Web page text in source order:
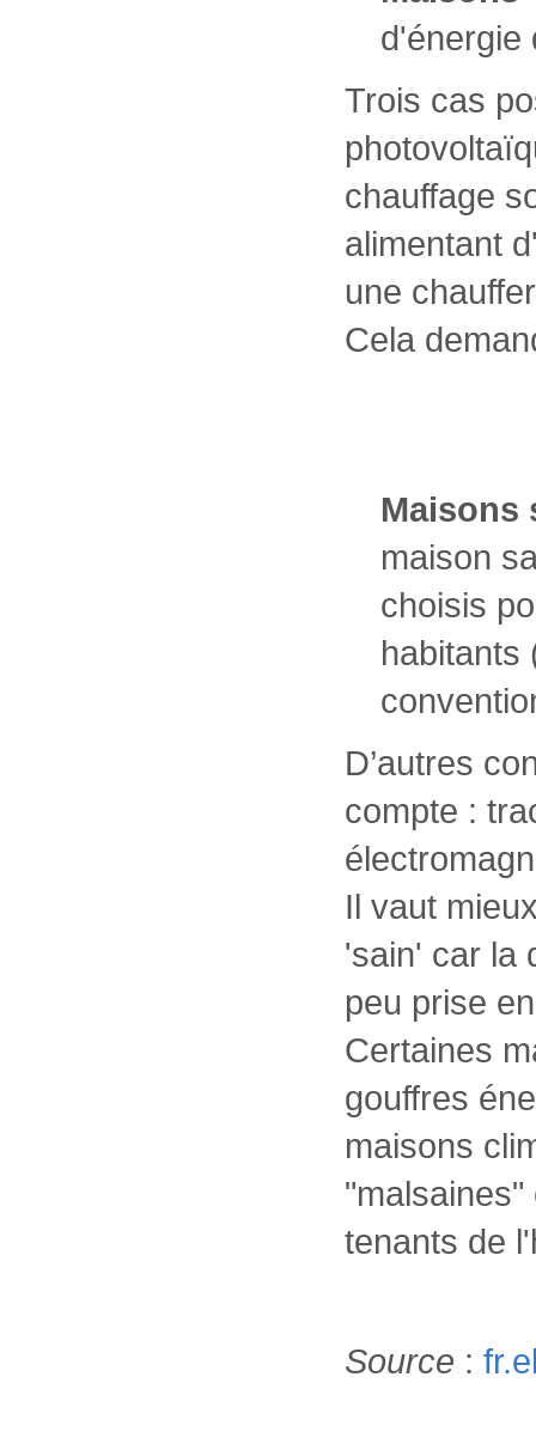
d'énergie
Trois cas
chauffage
alimentant
une
Cela
Maisons
maison
choisis
habitants
D’autres
compte :
Il vaut
'sain' car la
peu prise
Certaines
gouffres
maisons
tenants de
Source :